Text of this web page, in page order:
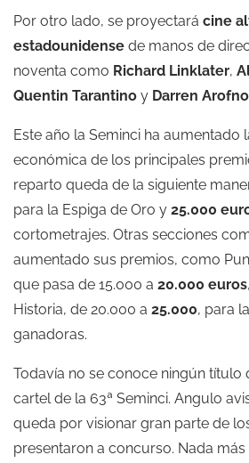
Por otro lado, se proyectará cine
estadounidense de manos de
noventa como Richard Linklater,
Quentin Tarantino y Darren
Este año la Seminci ha aumentado
económica de los principales
reparto queda de la siguiente
para la Espiga de Oro y 25.000
cortometrajes. Otras secciones
aumentado sus premios, como
que pasa de 15.000 a 20.000 euros
Historia, de 20.000 a 25.000, para
ganadoras.
Todavía no se conoce ningún título
cartel de la 63ª Seminci. Angulo
queda por visionar gran parte de
presentaron a concurso. Nada